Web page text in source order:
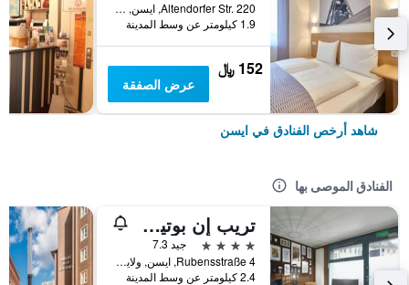
Altendorfer Str. 220, ايسن, ولاية شمال الراين وستفاليا, ألمانيا
1.9 كيلومتر عن وسط المدينة
152 ﷼
عرض الصفقة
شاهد أرخص الفنادق في ايسن
الفنادق الموصى بها
تريب إن بوتيك روبينس إسين
4 نجوم
جيد 7.3
Rubensstraße 4, ايسن, ولاية شمال الراين وستفاليا, ألمانيا
2.4 كيلومتر عن وسط المدينة